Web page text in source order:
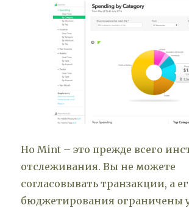
Но Mint – это прежде всего
отслеживания. Вы не можете
согласовывать транзакции, а
бюджетирования ограничены